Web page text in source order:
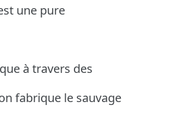
une pure
à travers des
fabrique le sauvage